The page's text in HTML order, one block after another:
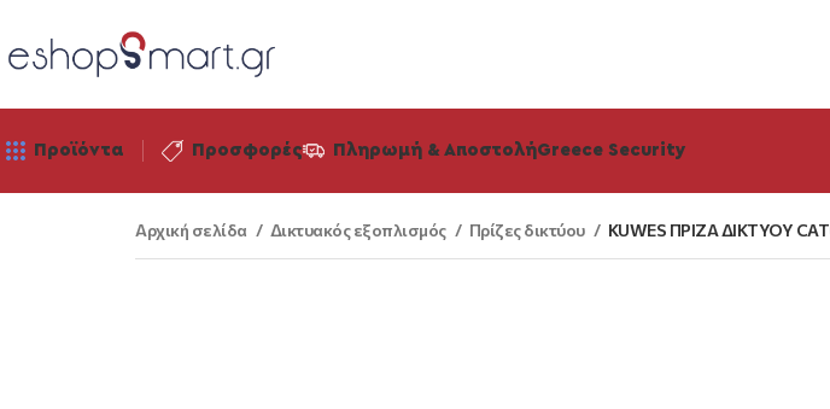
Προϊόντα Προσφορές Πληρωμή & ΑποστολήGreece Security
Αρχική σελίδα Δικτυακός εξοπλισμός Πρίζες δικτύου KUWES ΠΡΙΖΑ ΔΙΚΤΥΟΥ